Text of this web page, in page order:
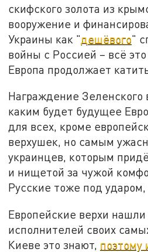
скифского золота из
вооружение и
Украины как "дешёвого"
войны с Россией – всё
Европа продолжает
Награждение Зеленского
каким будет будущее
для всех, кроме
верхушек, но самым
украинцев, которым
и нищетой за чужой
Русские тоже под
Европейские верхи
исполнителей своих
Киеве это знают, поэтому